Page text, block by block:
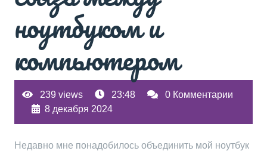
ноутбуком и
компьютером
239 views 23:48
0 Комментарии
8 декабря 2024
Недавно мне понадобилось объединить мой ноутбук